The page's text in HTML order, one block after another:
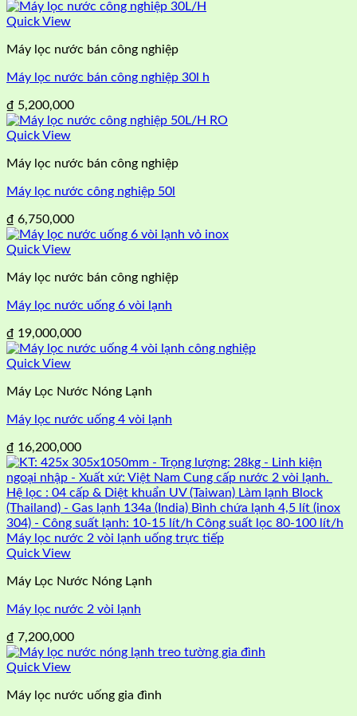
Quick View
Máy lọc nước bán công nghiệp
Máy lọc nước bán công nghiệp 30l h
₫ 5,200,000
Quick View
Máy lọc nước bán công nghiệp
Máy lọc nước công nghiệp 50l
₫ 6,750,000
Quick View
Máy lọc nước bán công nghiệp
Máy lọc nước uống 6 vòi lạnh
₫ 19,000,000
Quick View
Máy Lọc Nước Nóng Lạnh
Máy lọc nước uống 4 vòi lạnh
₫ 16,200,000
Quick View
Máy Lọc Nước Nóng Lạnh
Máy lọc nước 2 vòi lạnh
₫ 7,200,000
Quick View
Máy lọc nước uống gia đình